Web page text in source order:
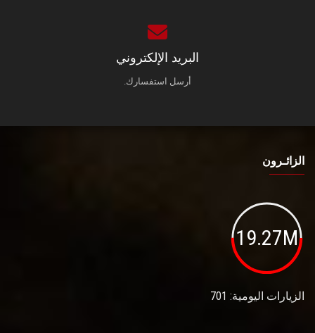
البريد الإلكتروني
أرسل استفسارك.
الزائـرون
19.27M
الزيارات اليومية: 701